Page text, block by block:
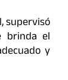
supervisó
brinda el
y